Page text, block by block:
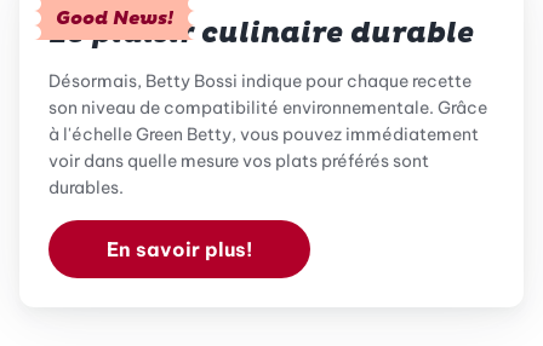
Good News!
Le plaisir culinaire durable
Désormais, Betty Bossi indique pour chaque recette
son niveau de compatibilité environnementale. Grâce
à l'échelle Green Betty, vous pouvez immédiatement
voir dans quelle mesure vos plats préférés sont
durables.
En savoir plus!